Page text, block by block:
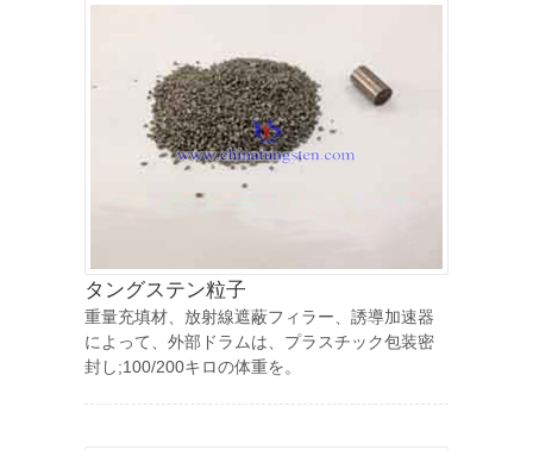
タングステン粒子
重量充填材、放射線遮蔽フィラー、誘導加速器
によって、外部ドラムは、プラスチック包装密
封し;100/200キロの体重を。